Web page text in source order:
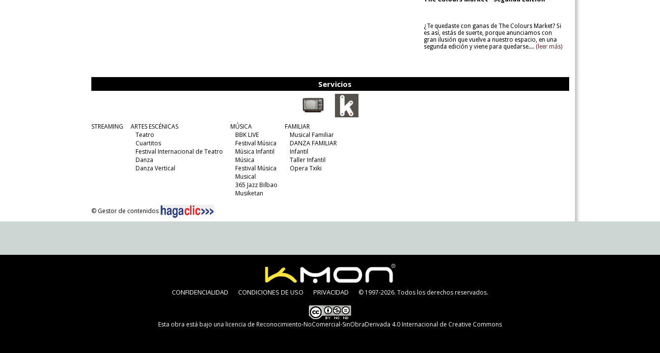
¿Te quedaste con ganas de The Colours Market? Si
es así, estás de suerte, porque anunciamos con
gran ilusión que vuelve a nuestro espacio, en una
segunda edición y viene para quedarse.... (leer más)
Servicios
STREAMING
ARTES ESCÉNICAS
Teatro
Cuartitos
Festival Internacional de Teatro
Danza
Danza Vertical
MÚSICA
BBK LIVE
Festival Música
Música Infantil
Música
Festival Música
Musical
365 Jazz Bilbao
Musiketan
FAMILIAR
Musical Familiar
DANZA FAMILIAR
Infantil
Taller Infantil
Opera Txiki
© Gestor de contenidos
CONFIDENCIALIDAD CONDICIONES DE USO PRIVACIDAD © 1997-2026. Todos los derechos reservados.
Esta obra está bajo una licencia de Reconocimiento-NoComercial-SinObraDerivada 4.0 Internacional de Creative Commons